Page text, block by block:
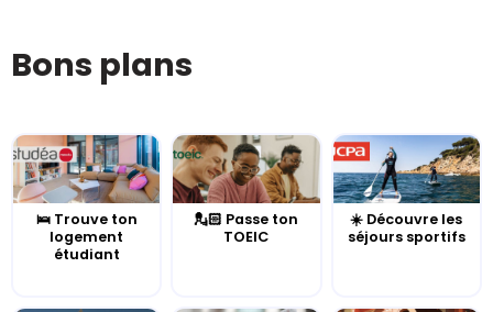
Bons plans
🛌 Trouve ton
logement
étudiant
💂🏻 Passe ton
TOEIC
☀️ Découvre les
séjours sportifs